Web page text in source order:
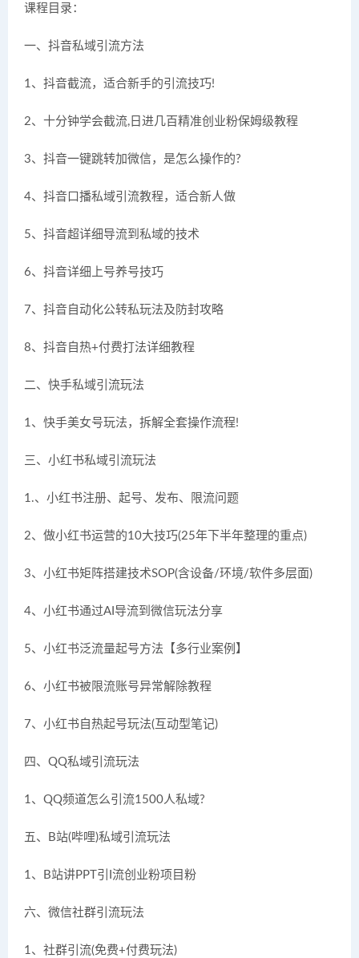
课程目录：
一、抖音私域引流方法
1、抖音截流，适合新手的引流技巧!
2、十分钟学会截流,日进几百精准创业粉保姆级教程
3、抖音一键跳转加微信，是怎么操作的?
4、抖音口播私域引流教程，适合新人做
5、抖音超详细导流到私域的技术
6、抖音详细上号养号技巧
7、抖音自动化公转私玩法及防封攻略
8、抖音自热+付费打法详细教程
二、快手私域引流玩法
1、快手美女号玩法，拆解全套操作流程!
三、小红书私域引流玩法
1.、小红书注册、起号、发布、限流问题
2、做小红书运营的10大技巧(25年下半年整理的重点)
3、小红书矩阵搭建技术SOP(含设备/环境/软件多层面)
4、小红书通过AI导流到微信玩法分享
5、小红书泛流量起号方法【多行业案例】
6、小红书被限流账号异常解除教程
7、小红书自热起号玩法(互动型笔记)
四、QQ私域引流玩法
1、QQ频道怎么引流1500人私域?
五、B站(哔哩)私域引流玩法
1、B站讲PPT引I流创业粉项目粉
六、微信社群引流玩法
1、社群引流(免费+付费玩法)